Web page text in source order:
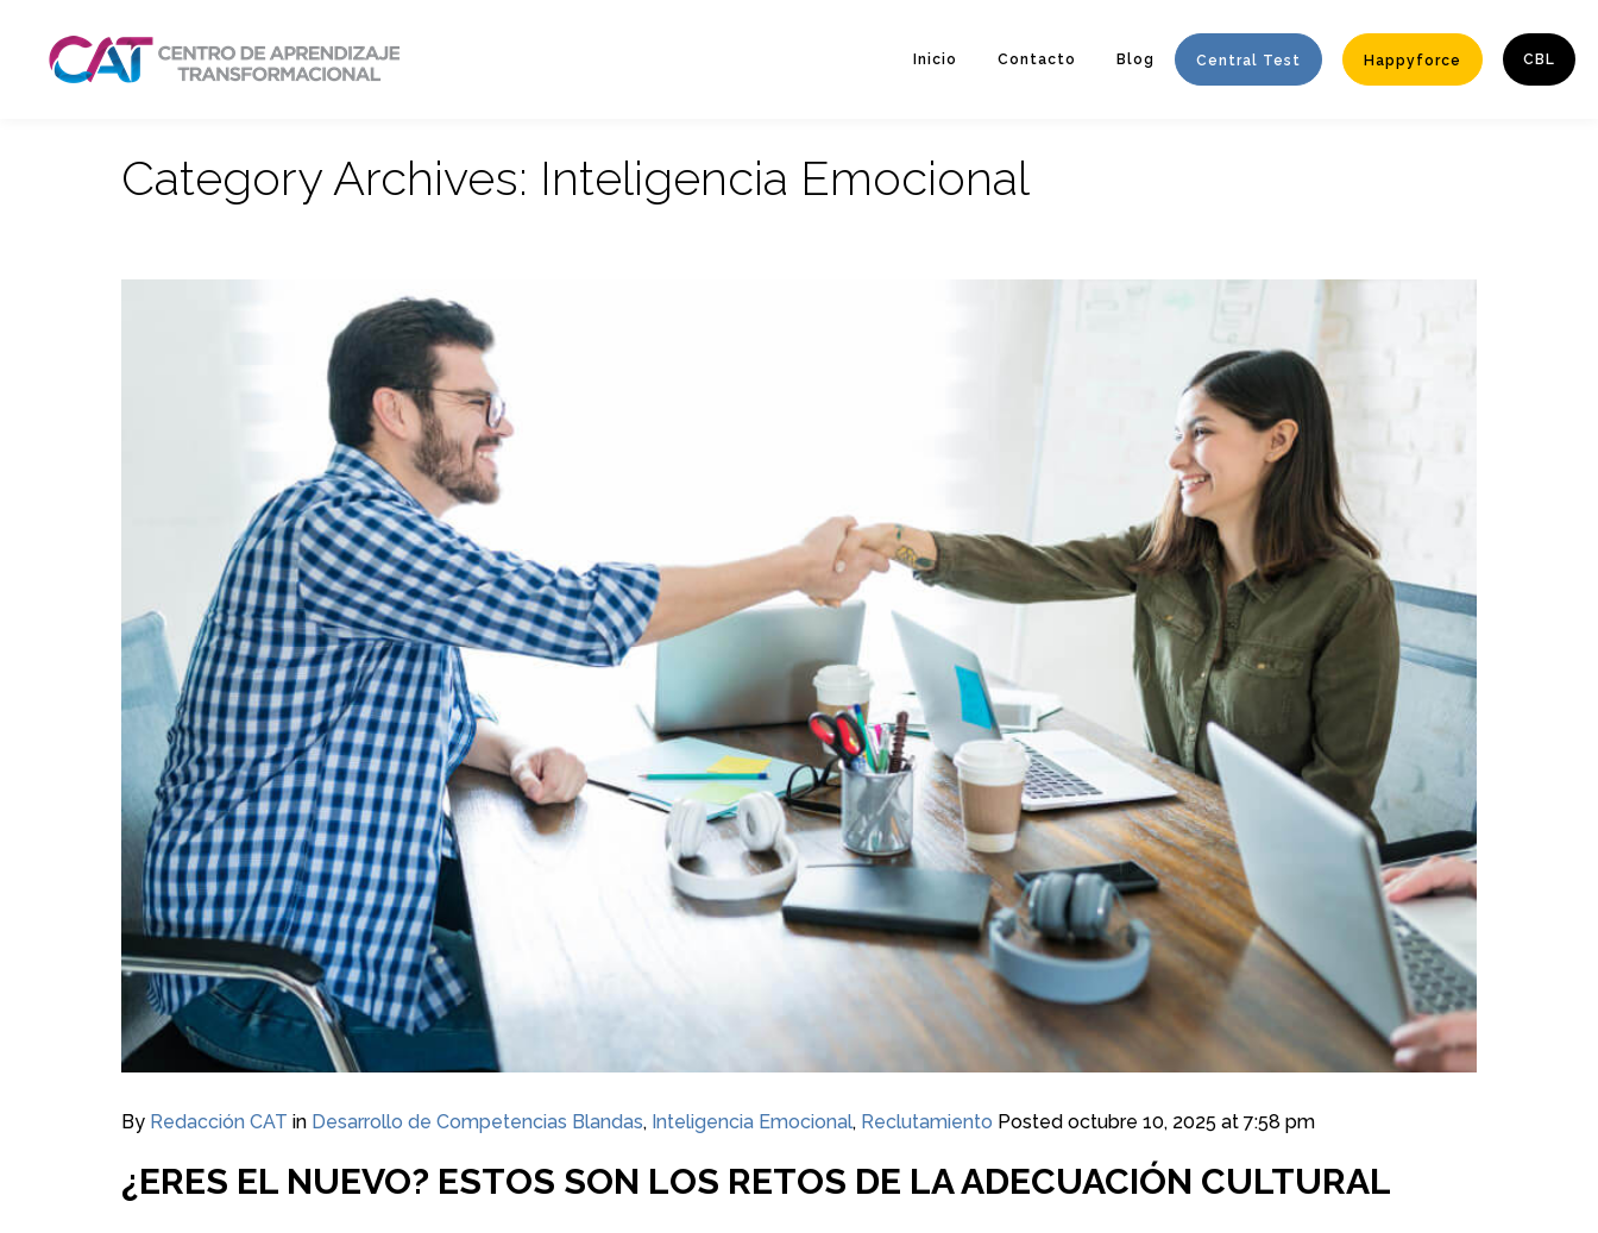
Inicio Contacto Blog Central Test Happyforce CBL
Category Archives: Inteligencia Emocional
By Redacción CAT in Desarrollo de Competencias Blandas, Inteligencia Emocional, Reclutamiento Posted octubre 10, 2025 at 7:58 pm
¿ERES EL NUEVO? ESTOS SON LOS RETOS DE LA ADECUACIÓN CULTURAL